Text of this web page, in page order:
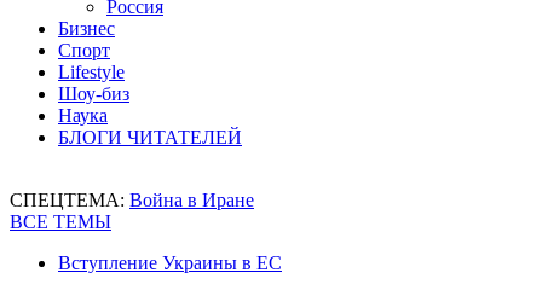
Россия
Бизнес
Спорт
Lifestyle
Шоу-биз
Наука
БЛОГИ ЧИТАТЕЛЕЙ
СПЕЦТЕМА: Война в Иране
ВСЕ ТЕМЫ
Вступление Украины в ЕС